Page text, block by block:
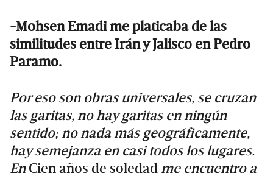
-Mohsen Emadi me platicaba de las
similitudes entre Irán y Jalisco en Pedro
Paramo.
Por eso son obras universales, se cruzan
las garitas, no hay garitas en ningún
sentido; no nada más geográficamente,
hay semejanza en casi todos los lugares.
EnCien años de soledadme encuentro a